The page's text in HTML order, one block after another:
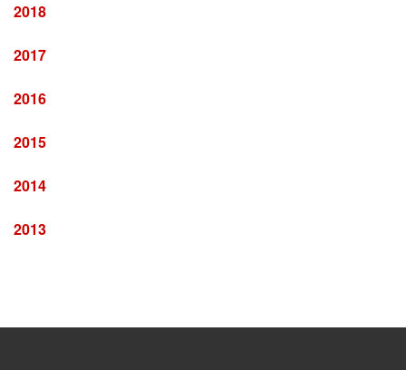
2018
2017
2016
2015
2014
2013